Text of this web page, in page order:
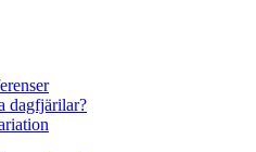
dagfjärilar?